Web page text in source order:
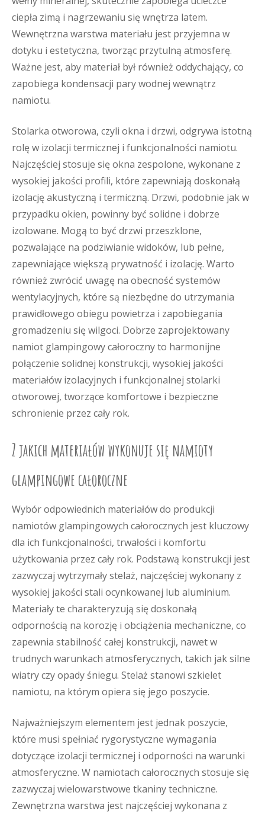
ciepła zimą i nagrzewaniu się wnętrza latem.
Wewnętrzna warstwa materiału jest przyjemna w
dotyku i estetyczna, tworząc przytulną atmosferę.
Ważne jest, aby materiał był również oddychający, co
zapobiega kondensacji pary wodnej wewnątrz
namiotu.
Stolarka otworowa, czyli okna i drzwi, odgrywa istotną
rolę w izolacji termicznej i funkcjonalności namiotu.
Najczęściej stosuje się okna zespolone, wykonane z
wysokiej jakości profili, które zapewniają doskonałą
izolację akustyczną i termiczną. Drzwi, podobnie jak w
przypadku okien, powinny być solidne i dobrze
izolowane. Mogą to być drzwi przeszklone,
pozwalające na podziwianie widoków, lub pełne,
zapewniające większą prywatność i izolację. Warto
również zwrócić uwagę na obecność systemów
wentylacyjnych, które są niezbędne do utrzymania
prawidłowego obiegu powietrza i zapobiegania
gromadzeniu się wilgoci. Dobrze zaprojektowany
namiot glampingowy całoroczny to harmonijne
połączenie solidnej konstrukcji, wysokiej jakości
materiałów izolacyjnych i funkcjonalnej stolarki
otworowej, tworzące komfortowe i bezpieczne
schronienie przez cały rok.
Z jakich materiałów wykonuje się namioty
glampingowe całoroczne
Wybór odpowiednich materiałów do produkcji
namiotów glampingowych całorocznych jest kluczowy
dla ich funkcjonalności, trwałości i komfortu
użytkowania przez cały rok. Podstawą konstrukcji jest
zazwyczaj wytrzymały stelaż, najczęściej wykonany z
wysokiej jakości stali ocynkowanej lub aluminium.
Materiały te charakteryzują się doskonałą
odpornością na korozję i obciążenia mechaniczne, co
zapewnia stabilność całej konstrukcji, nawet w
trudnych warunkach atmosferycznych, takich jak silne
wiatry czy opady śniegu. Stelaż stanowi szkielet
namiotu, na którym opiera się jego poszycie.
Najważniejszym elementem jest jednak poszycie,
które musi spełniać rygorystyczne wymagania
dotyczące izolacji termicznej i odporności na warunki
atmosferyczne. W namiotach całorocznych stosuje się
zazwyczaj wielowarstwowe tkaniny techniczne.
Zewnętrzna warstwa jest najczęściej wykonana z